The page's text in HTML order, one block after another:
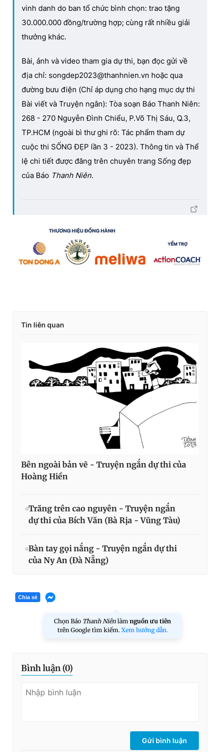
vinh danh do ban tổ chức bình chọn: trao tặng
30.000.000 đồng/trường hợp; cùng rất nhiều giải
thưởng khác.
Bài, ảnh và video tham gia dự thi, bạn đọc gửi về
địa chỉ: songdep2023@thanhnien.vn hoặc qua
đường bưu điện (Chỉ áp dụng cho hạng mục dự thi
Bài viết và Truyện ngắn): Tòa soạn Báo Thanh Niên:
268 - 270 Nguyễn Đình Chiểu, P.Võ Thị Sáu, Q.3,
TP.HCM (ngoài bì thư ghi rõ: Tác phẩm tham dự
cuộc thi SỐNG ĐẸP lần 3 - 2023). Thông tin và Thể
lệ chi tiết được đăng trên chuyên trang Sống đẹp
của Báo Thanh Niên.
Tin liên quan
Bên ngoài bản vẽ - Truyện ngắn dự thi của
Hoàng Hiền
Trăng trên cao nguyên - Truyện ngắn
dự thi của Bích Văn (Bà Rịa - Vũng Tàu)
Bàn tay gọi nắng - Truyện ngắn dự thi
của Ny An (Đà Nẵng)
Chia sẻ
Chọn Báo Thanh Niên làm nguồn ưu tiên
trên Google tìm kiếm. Xem hướng dẫn.
Bình luận (0)
Gửi bình luận